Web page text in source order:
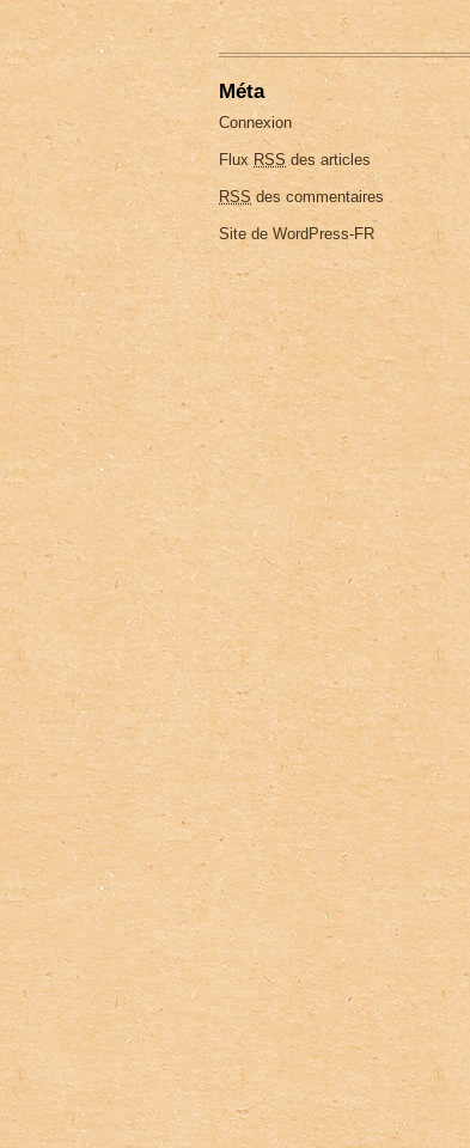
Méta
Connexion
Flux RSS des articles
RSSdes commentaires
Site de WordPress-FR